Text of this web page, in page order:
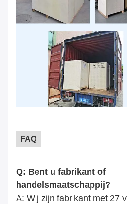
FAQ
Q: Bent u fabrikant of
handelsmaatschappij?
A: Wij zijn fabrikant met 27